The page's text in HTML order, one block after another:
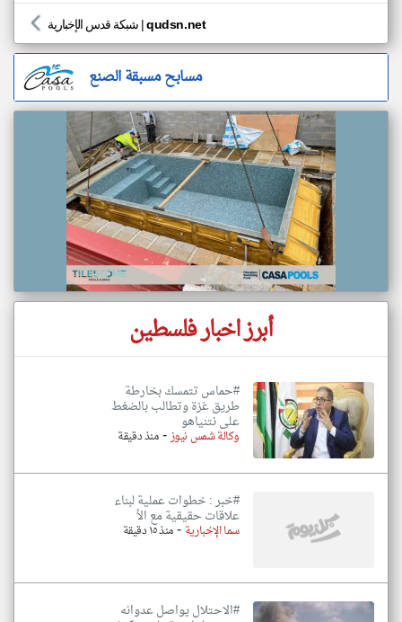
شبكة قدس الإخبارية |qudsn.net
مسابح مسبقة الصنع
أبرز اخبار فلسطين
#حماس تتمسك بخارطة
طريق غزة وتطالب بالضغط
على نتنياهو
وكالة شمس نيوز-منذ دقيقة
#خبر : خطوات عملية لبناء
علاقات حقيقية مع الأ
سما الإخبارية-منذ ١٥ دقيقة
#الاحتلال يواصل عدوانه